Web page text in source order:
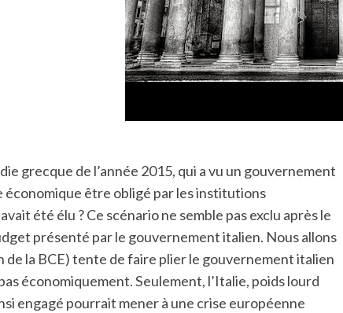
grecque de l’année 2015, qui a vu un gouvernement
être obligé par les institutions
été élu ? Ce scénario ne semble pas exclu après le
présenté par le gouvernement italien. Nous allons
de la BCE) tente de faire plier le gouvernement italien
économiquement. Seulement, l’Italie, poids lourd
engagé pourrait mener à une crise européenne